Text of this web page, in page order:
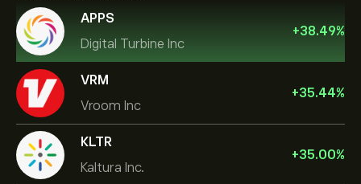
APPS
Digital Turbine Inc
+38.49%
VRM
Vroom Inc
+35.44%
KLTR
Kaltura Inc.
+35.00%